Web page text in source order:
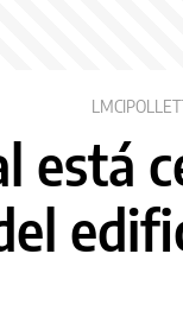
está